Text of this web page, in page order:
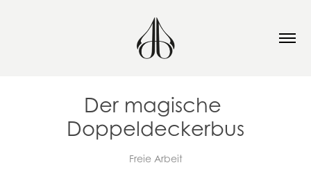
Der magische
Doppeldeckerbus
Freie Arbeit